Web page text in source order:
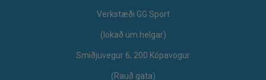
Verkstæði GG Sport
​(lokað um helgar)
Smiðjuvegur 6, 200 Kópavogur
(Rauð gata)